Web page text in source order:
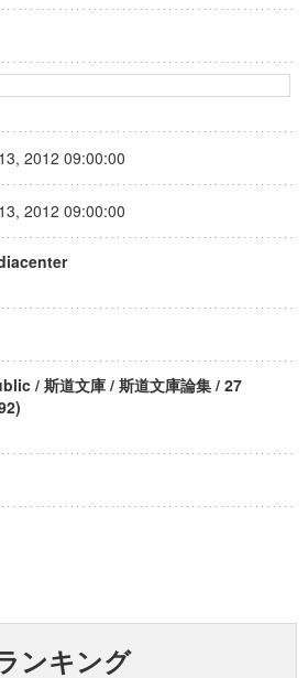
2012 09:00:00
2012 09:00:00
/ 斯道文庫 / 斯道文庫論集 / 27
ンキング